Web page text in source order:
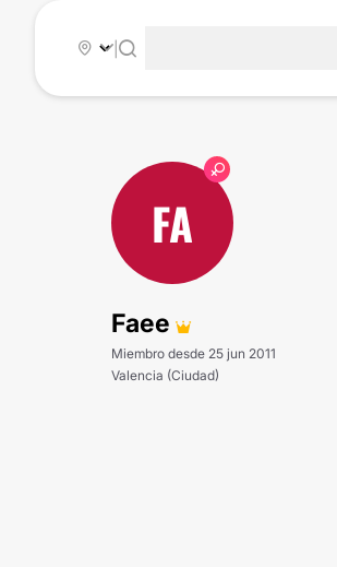
|
FA
Faee
Miembro desde 25 jun 2011
Valencia (Ciudad)